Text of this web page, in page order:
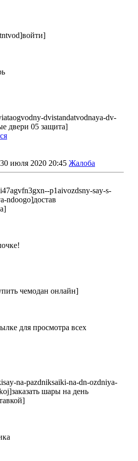
dvistandatvodnaya-dv-
двери 05 защита]
30 июля 2020 20:45 Жалоба
p1aivozdsny-say-s-
ndoogo]достав
чемодан онлайн]
для просмотра всех
na-pazdniksaiki-na-dn-ozdniya-
шары на день